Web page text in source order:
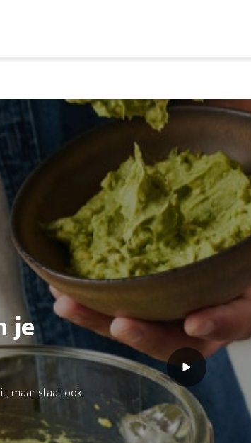
je
maar staat ook